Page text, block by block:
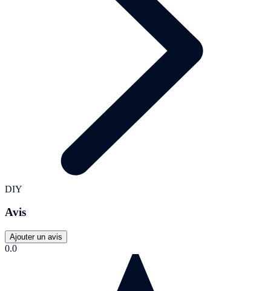
DIY
Avis
Ajouter un avis
0.0